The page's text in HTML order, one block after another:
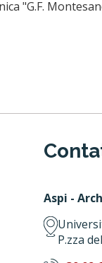
"G.F.
Aspi -
P.zza